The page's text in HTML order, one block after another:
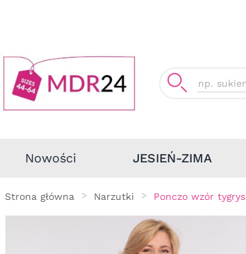
Nowości JESIEŃ-ZIMA
Strona główna Narzutki Ponczo wzór tygrys